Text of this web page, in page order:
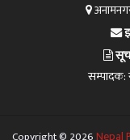
सम्पादक: